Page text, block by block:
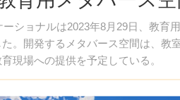
ショナルは2023年8月29日、教育
。開発するメタバース空間は、教
現場への提供を予定している。